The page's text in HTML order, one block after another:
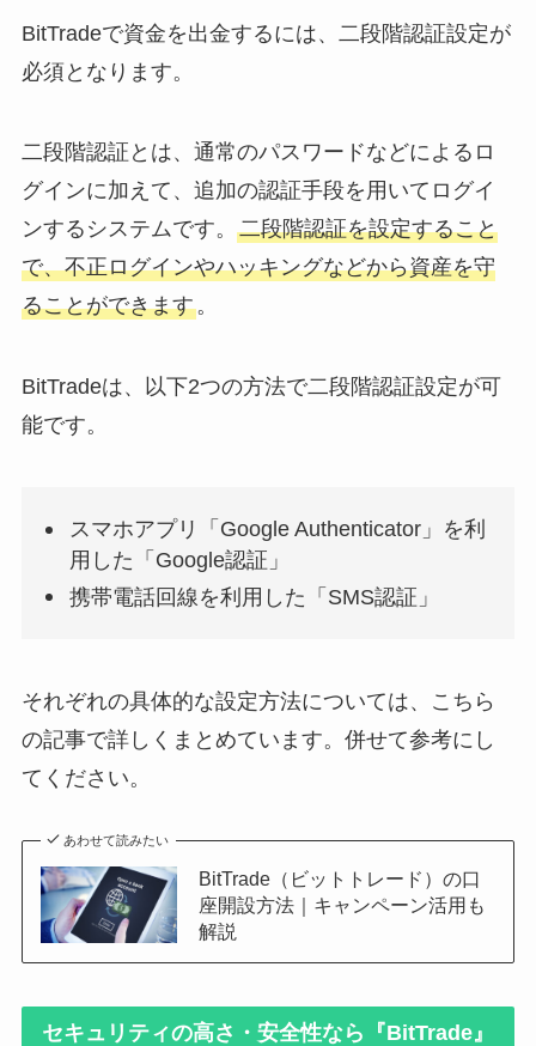
BitTradeで資金を出金するには、二段階認証設定が
必須となります。
二段階認証とは、通常のパスワードなどによるロ
グインに加えて、追加の認証手段を用いてログイ
ンするシステムです。 二段階認証を設定すること
で、不正ログインやハッキングなどから資産を守
ることができます。
BitTradeは、以下2つの方法で二段階認証設定が可
能です。
スマホアプリ「Google Authenticator」を利
用した「Google認証」
携帯電話回線を利用した「SMS認証」
それぞれの具体的な設定方法については、こちら
の記事で詳しくまとめています。併せて参考にし
てください。
あわせて読みたい
BitTrade（ビットトレード）の口
座開設方法｜キャンペーン活用も
解説
セキュリティの高さ・安全性なら『BitTrade』